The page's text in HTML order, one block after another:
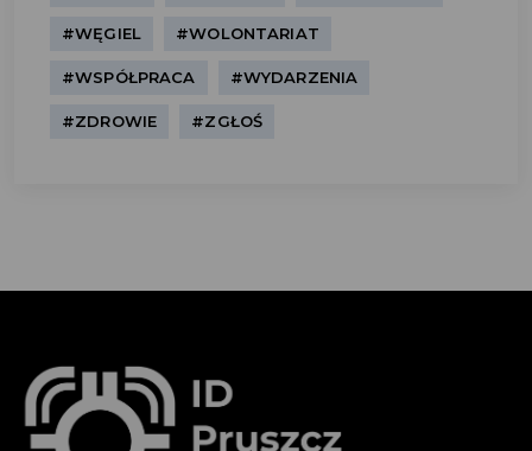
#WĘGIEL #WOLONTARIAT
#WSPÓŁPRACA #WYDARZENIA
#ZDROWIE #ZGŁOŚ